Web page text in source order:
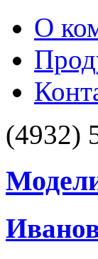
О
(4932)